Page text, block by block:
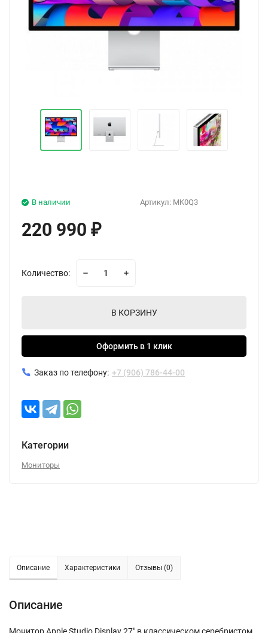
Артикул: MK0Q3
В наличии
220 990 ₽
Количество:
В КОРЗИНУ
Оформить в 1 клик
Заказ по телефону: +7 (906) 786-44-00
Категории
Мониторы
Описание Характеристики Отзывы (0)
Описание
Монитор Apple Studio Display 27" в классическом серебристом